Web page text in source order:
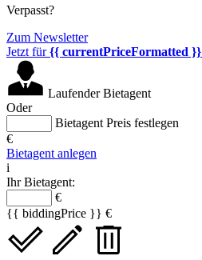
Verpasst?
Zum Newsletter
Jetzt für{{ currentPriceFormatted }}
Laufender Bietagent
Oder
Bietagent Preis festlegen
€
Bietagent anlegen
i
Ihr Bietagent:
€
{{ biddingPrice }} €